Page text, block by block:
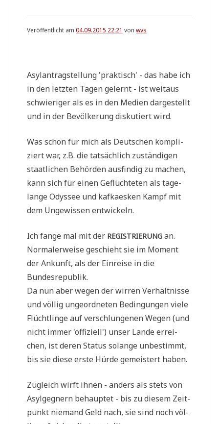
Veröffentlicht am04.09.2015 22:21 vonwvs
Asyl­an­trag­stel­lung 'prak­tisch' - das habe ich
in den letz­ten Tagen gelernt - ist weit­aus
schwie­ri­ger als es in den Medi­en dar­ge­stellt
und in der Bevöl­ke­rung dis­ku­tiert wird.
Was schon für mich als Deut­schen kom­pli­
ziert war, z.B. die tat­säch­lich zustän­di­gen
staat­li­chen Behör­den aus­fin­dig zu machen,
kann sich für einen Geflüch­te­ten als tage­
lan­ge Odys­see und kaf­ka­es­ken Kampf mit
dem Unge­wis­sen entwickeln.
Ich fan­ge mal mit der REGISTRIERUNG an.
Nor­ma­ler­wei­se geschieht sie im Moment
der Ankunft, als der Ein­rei­se in die
Bundesrepublik.
Da nun aber wegen der wir­ren Ver­hält­nis­se
und völ­lig unge­ord­ne­ten Bedin­gun­gen vie­le
Flücht­lin­ge auf ver­schlun­ge­nen Wegen (und
nicht immer 'offi­zi­ell') unser Lan­de errei­
chen, ist deren Sta­tus solan­ge unbe­stimmt,
bis sie die­se erste Hür­de gemei­stert haben.
Zugleich wirft ihnen - anders als stets von
Asyl­geg­nern behaup­tet - bis zu die­sem Zeit­
punkt nie­mand Geld nach, sie sind noch völ­